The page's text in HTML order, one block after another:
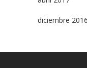
diciembre 2016